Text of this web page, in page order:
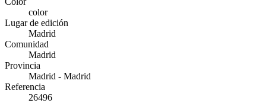
color
Lugar de edición
Madrid
Comunidad
Madrid
Provincia
Madrid - Madrid
Referencia
26496